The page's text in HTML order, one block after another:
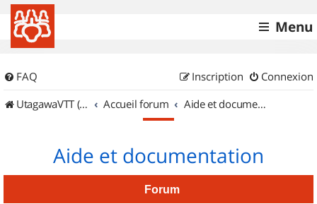
Menu
FAQ Connexion
Inscription
UtagawaVTT (Randos VTT et VTTAE avec traces GPS)
Accueil forum Aide et documentation
Aide et documentation
Forum